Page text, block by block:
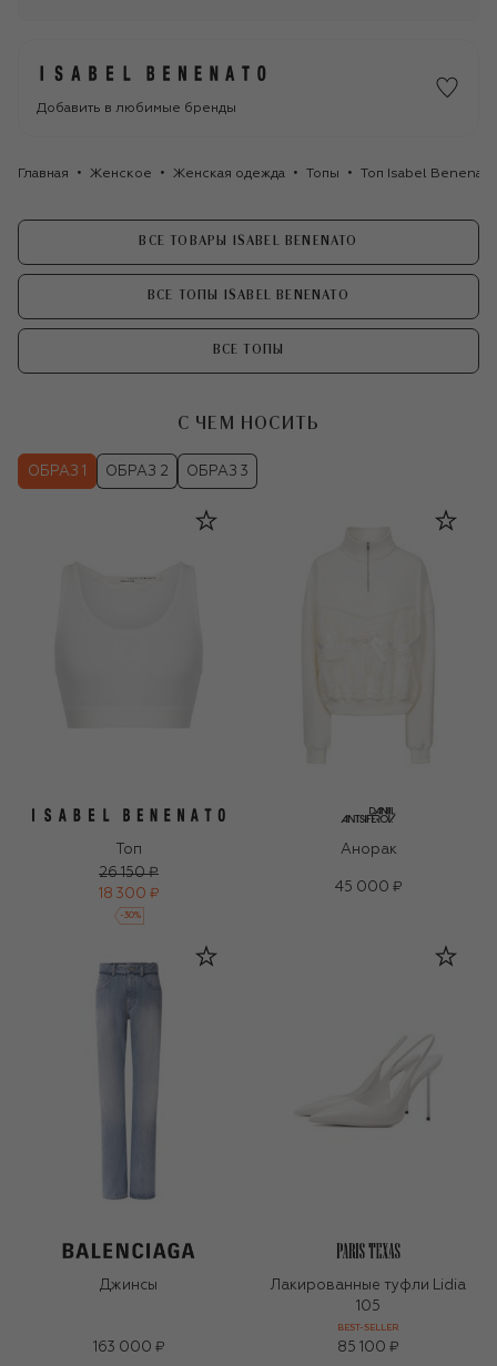
Добавить в любимые бренды
Главная Женское Женская одежда Топы Топ Isabel Benenato
ВСЕ ТОВАРЫ ISABEL BENENATO
ВСЕ ТОПЫ ISABEL BENENATO
ВСЕ ТОПЫ
С ЧЕМ НОСИТЬ
ОБРАЗ 1 ОБРАЗ 2 ОБРАЗ 3
Топ
26 150 ₽
18 300 ₽
-30%
Анорак
45 000 ₽
Джинсы
163 000 ₽
Лакированные туфли Lidia
105
BEST-SELLER
85 100 ₽